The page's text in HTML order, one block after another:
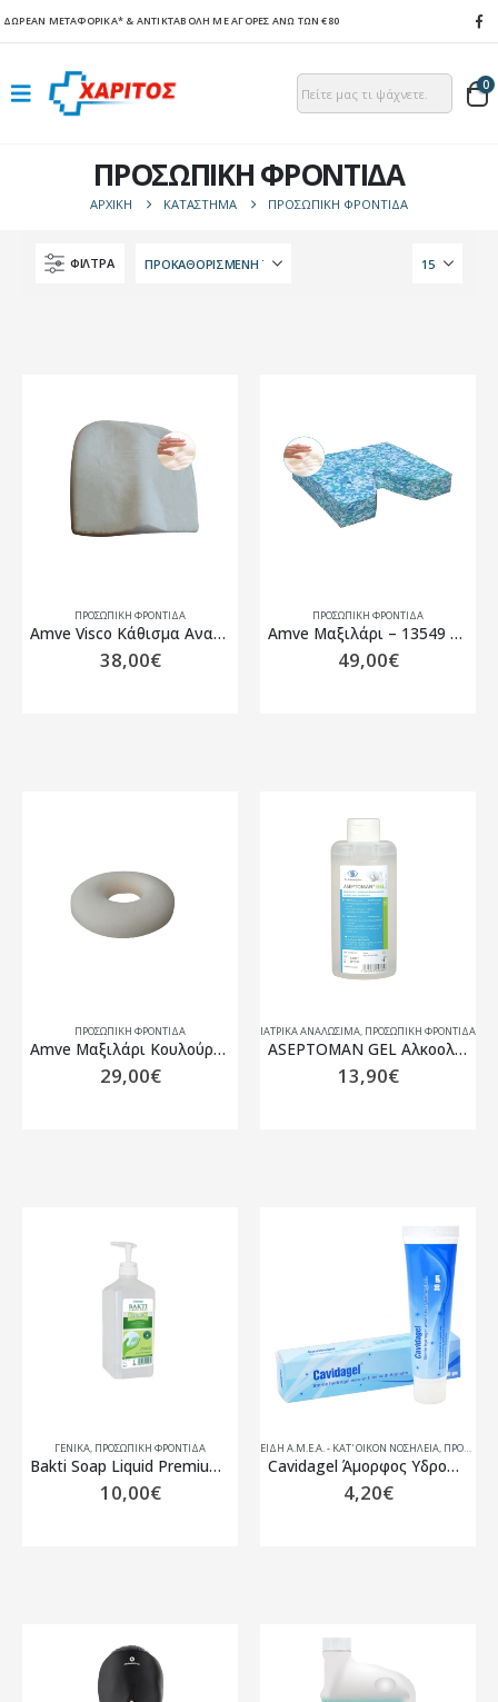
ΔΩΡΕΑΝ ΜΕΤΑΦΟΡΙΚΑ* & ΑΝΤΙΚΤΑΒΟΛΗ ΜΕ ΑΓΟΡΕΣ ΑΝΩ ΤΩΝ €80
0
ΠΡΟΣΩΠΙΚΗ ΦΡΟΝΤΙΔΑ
ΑΡΧΙΚΉ ΚΑΤΆΣΤΗΜΑ ΠΡΟΣΩΠΙΚΗ ΦΡΟΝΤΙΔΑ
ΦΙΛΤΡΑ
ΠΡΟΣΩΠΙΚΗ ΦΡΟΝΤΙΔΑ
Amve Visco Κάθισμα Ανατομικό για αμαξίδιο 13537
38,00€
ΠΡΟΣΩΠΙΚΗ ΦΡΟΝΤΙΔΑ
Amve Μαξιλάρι – 13549 – Ribbon Visco – 39 x 45 x 7.5
49,00€
ΠΡΟΣΩΠΙΚΗ ΦΡΟΝΤΙΔΑ
Amve Μαξιλάρι Κουλούρα – 11632 – LATEX – 42 Χ 20
29,00€
ΙΑΤΡΙΚΑ ΑΝΑΛΩΣΙΜΑ, ΠΡΟΣΩΠΙΚΗ ΦΡΟΝΤΙΔΑ
ASEPTOMAN GEL Αλκοολούχο αντισηπτικό χεριών 1000ML
13,90€
ΓΕΝΙΚΆ, ΠΡΟΣΩΠΙΚΗ ΦΡΟΝΤΙΔΑ
Bakti Soap Liquid Premium 1000ml
10,00€
ΕΙΔΗ Α.Μ.Ε.Α. - ΚΑΤ' ΟΙΚΟΝ ΝΟΣΗΛΕΙΑ, ΠΡΟΣΩΠΙΚΗ ΦΡΟΝΤΙΔΑ
Cavidagel Άμορφος Υδρογέλη Πλήρωσης Τραύματος 15gr
4,20€